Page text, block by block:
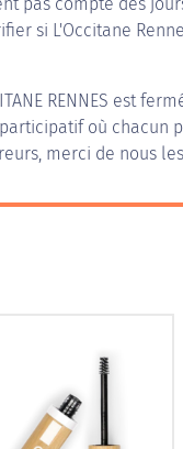
si L'Occitane
RENNES est
où chacun
merci de nous